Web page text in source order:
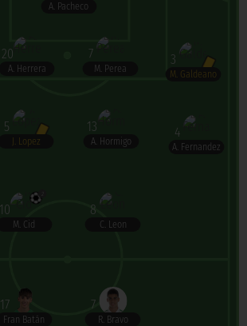
A. Pacheco
7
M. Perea
20
A. Herrera
3
M. Galdeano
13
A. Hormigo
5
J. Lopez
4
A. Fernandez
8
C. Leon
10
M. Cid
17
Fran Batán
7
R. Bravo